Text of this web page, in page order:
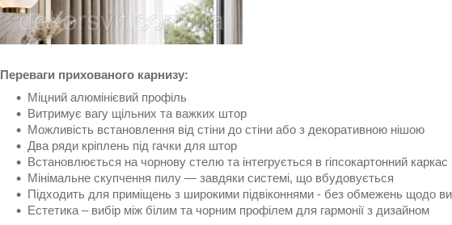
Переваги прихованого карнизу:
Міцний алюмінієвий профіль
Витримує вагу щільних та важких штор
Можливість встановлення від стіни до стіни або з декоративною нішою
Два ряди кріплень під гачки для штор
Встановлюється на чорнову стелю та інтегрується в гіпсокартонний каркас
Мінімальне скупчення пилу — завдяки системі, що вбудовується
Підходить для приміщень з широкими підвіконнями - без обмежень щодо
Естетика – вибір між білим та чорним профілем для гармонії з дизайном